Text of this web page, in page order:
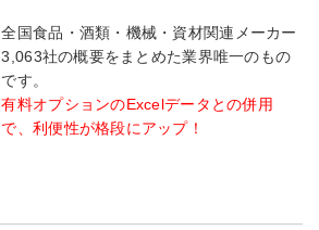
全国食品・酒類・機械・資材関連メーカー
3,063社の概要をまとめた業界唯一のもの
です。
有料オプションのExcelデータとの併用
で、利便性が格段にアップ！